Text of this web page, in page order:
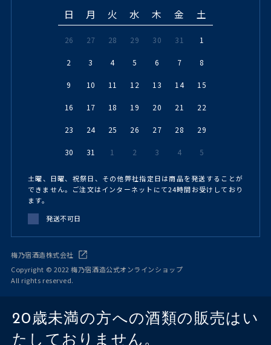
日 月 火 水 木 金 土
26 27 28 29 30 31 1
2 3 4 5 6 7 8
9 10 11 12 13 14 15
16 17 18 19 20 21 22
23 24 25 26 27 28 29
30 31 1 2 3 4 5
土曜、日曜、祝祭日、その他弊社指定日は商品を発送することが
できません。ご注文はインターネットにて24時間お受けしており
ます。
発送不可日
梅乃宿酒造株式会社
Copyright © 2022 梅乃宿酒造公式オンラインショップ
All rights reserved.
20歳未満の方への酒類の販売はい
たしておりません。